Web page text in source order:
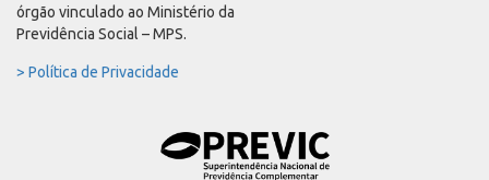
órgão vinculado ao Ministério da
Previdência Social – MPS.
> Política de Privacidade